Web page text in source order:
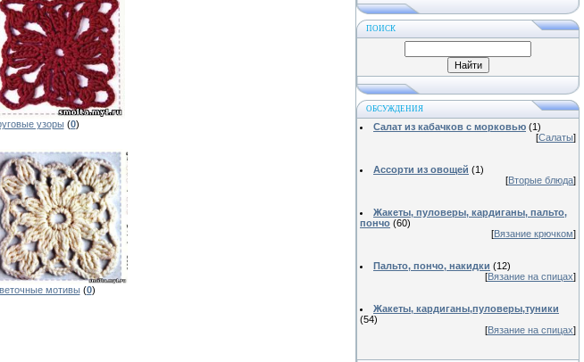
узоры (0)
мотивы (0)
ПОИСК
ОБСУЖДЕНИЯ
Салат из кабачков с морковью (1)
[Салаты]
Ассорти из овощей (1)
[Вторые блюда]
Жакеты, пуловеры, кардиганы, пальто,
пончо (60)
[Вязание крючком]
Пальто, пончо, накидки (12)
[Вязание на спицах]
Жакеты, кардиганы,пуловеры,туники
(54)
[Вязание на спицах]